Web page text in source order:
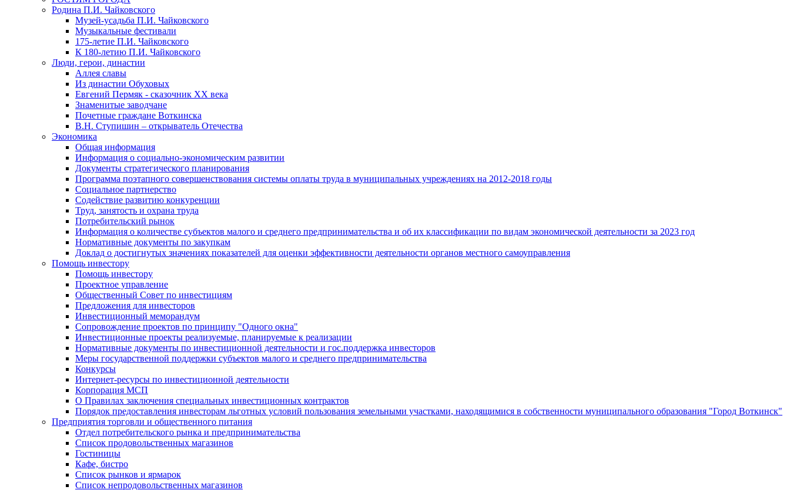
Родина П.И. Чайковского
Музей-усадьба П.И. Чайковского
Музыкальные фестивали
175-летие П.И. Чайковского
К 180-летию П.И. Чайковского
Люди, герои, династии
Аллея славы
Из династии Обуховых
Евгений Пермяк - сказочник XX века
Знаменитые заводчане
Почетные граждане Воткинска
В.Н. Ступишин – открыватель Отечества
Экономика
Общая информация
Информация о социально-экономическим развитии
Документы стратегического планирования
Программа поэтапного совершенствования системы оплаты труда в муниципальных учреждениях на 2012-2018 годы
Социальное партнерство
Содействие развитию конкуренции
Труд, занятость и охрана труда
Потребительский рынок
Информация о количестве субъектов малого и среднего предпринимательства и об их классификации по видам экономической деятельности за 2023 год
Нормативные документы по закупкам
Доклад о достигнутых значениях показателей для оценки эффективности деятельности органов местного самоуправления
Помощь инвестору
Помощь инвестору
Проектное управление
Общественный Совет по инвестициям
Предложения для инвесторов
Инвестиционный меморандум
Сопровождение проектов по принципу "Oдного окна"
Инвестиционные проекты реализуемые, планируемые к реализации
Нормативные документы по инвестиционной деятельности и гос.поддержка инвесторов
Меры государственной поддержки субъектов малого и среднего предпринимательства
Конкурсы
Интернет-ресурсы по инвестиционной деятельности
Корпорация МСП
О Правилах заключения специальных инвестиционных контрактов
Порядок предоставления инвесторам льготных условий пользования земельными участками, находящимися в собственности муниципального образования "Город Воткинск"
Предприятия торговли и общественного питания
Отдел потребительского рынка и предпринимательства
Список продовольственных магазинов
Гостиницы
Кафе, бистро
Cписок рынков и ярмарок
Список непродовольственных магазинов